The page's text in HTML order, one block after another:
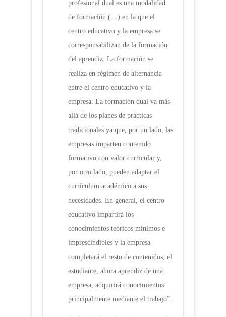
profesional dual es una modalidad
de formación (…) en la que el
centro educativo y la empresa se
corresponsabilizan de la formación
del aprendiz. La formación se
realiza en régimen de alternancia
entre el centro educativo y la
empresa. La formación dual va más
allá de los planes de prácticas
tradicionales ya que, por un lado, las
empresas imparten contenido
formativo con valor curricular y,
por otro lado, pueden adaptar el
currículum académico a sus
necesidades. En general, el centro
educativo impartirá los
conocimientos teóricos mínimos e
imprescindibles y la empresa
completará el resto de contenidos; el
estudiante, ahora aprendiz de una
empresa, adquirirá conocimientos
principalmente mediante el trabajo”.